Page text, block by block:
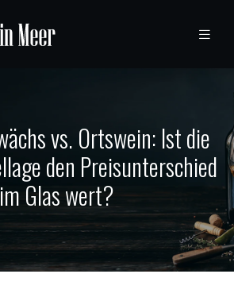
vs. Ortswein: Ist die
den Preisunterschied
im Glas wert?